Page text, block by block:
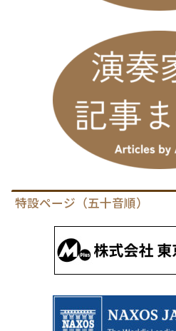
特設ページ（五十音順）